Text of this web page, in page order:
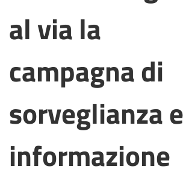
al via la
campagna di
sorveglianza e
informazione